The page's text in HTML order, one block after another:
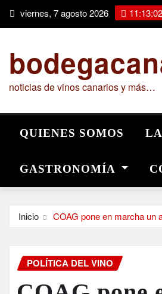
Saltar viernes, 7 agosto 2026
noticias de vinos canarios y más…
QUIENES SOMOS
GASTRONOMÍA
Inicio COAG pone en marcha un
POLÍTICA DEL VINO